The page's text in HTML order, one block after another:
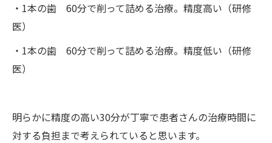
・1本の歯 60分で削って詰める治療。精度高い（研修
医）
・1本の歯 60分で削って詰める治療。精度低い（研修
医）
明らかに精度の高い30分が丁寧で患者さんの治療時間に
対する負担まで考えられていると思います。